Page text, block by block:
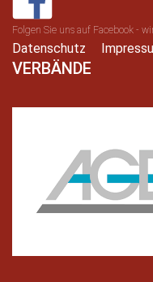
Folgen Sie uns auf Facebook -
Datenschutz
VERBÄNDE